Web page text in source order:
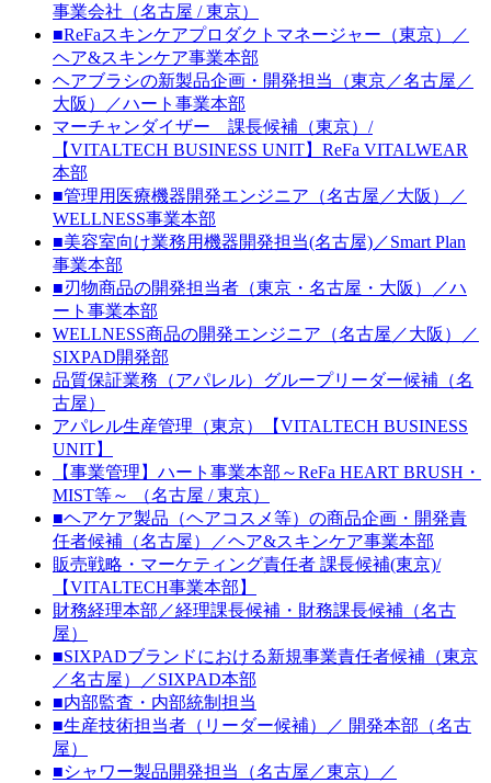
事業会社（名古屋 / 東京）
■ReFaスキンケアプロダクトマネージャー（東京）／
ヘア&スキンケア事業本部
ヘアブラシの新製品企画・開発担当（東京／名古屋／
大阪）／ハート事業本部
マーチャンダイザー 課長候補（東京）/
【VITALTECH BUSINESS UNIT】ReFa VITALWEAR
本部
■管理用医療機器開発エンジニア（名古屋／大阪）／
WELLNESS事業本部
■美容室向け業務用機器開発担当(名古屋)／Smart Plan
事業本部
■刃物商品の開発担当者（東京・名古屋・大阪）／ハ
ート事業本部
WELLNESS商品の開発エンジニア（名古屋／大阪）／
SIXPAD開発部
品質保証業務（アパレル）グループリーダー候補（名
古屋）
アパレル生産管理（東京）【VITALTECH BUSINESS
UNIT】
【事業管理】ハート事業本部～ReFa HEART BRUSH・
MIST等～ （名古屋 / 東京）
■ヘアケア製品（ヘアコスメ等）の商品企画・開発責
任者候補（名古屋）／ヘア&スキンケア事業本部
販売戦略・マーケティング責任者 課長候補(東京)/
【VITALTECH事業本部】
財務経理本部／経理課長候補・財務課長候補（名古
屋）
■SIXPADブランドにおける新規事業責任者候補（東京
／名古屋）／SIXPAD本部
■内部監査・内部統制担当
■生産技術担当者（リーダー候補）／ 開発本部（名古
屋）
■シャワー製品開発担当（名古屋／東京）／